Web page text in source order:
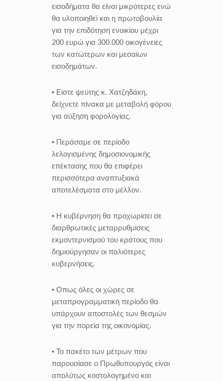
εισοδήματα θα είναι μικρότερες ενώ
θα υλοποιηθεί και η πρωτοβουλία
για την επιδότηση ενοικίου μέχρι
200 ευρώ για 300.000 οικογένειες
των κατώτερων και μεσαίων
εισοδημάτων.
• Είστε ψεύτης κ. Χατζηδάκη,
δείχνετε πίνακα με μεταβολή φόρου
για αύξηση φορολογίας.
• Περάσαμε σε περίοδο
λελογισμένης δημοσιονομικής
επέκτασης που θα επιφέρει
περισσότερα αναπτυξιακά
αποτελέσματα στο μέλλον.
• Η κυβέρνηση θα προχωρίσει σε
διαρθρωτικές μεταρρυθμίσεις
εκμοντερνισμού του κράτους που
δημιούργησαν οι παλιότερες
κυβερνήσεις.
• Οπως όλες οι χώρες σε
μεταπρογραμματική περίοδο θα
υπάρχουν αποστολές των θεσμών
για την πορεία της οικονομίας.
• Το πακέτο των μέτρων που
παρουσίασε ο Πρωθυπουργός είναι
απολύτως κοστολογημένο και